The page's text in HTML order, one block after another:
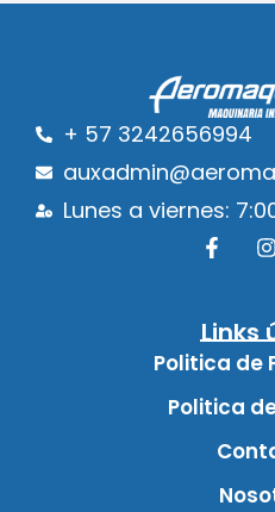
+ 57 3242656994
Lunes a viernes:
Links
Politica de
Politica